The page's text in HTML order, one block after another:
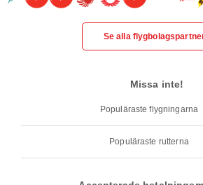
Se alla
Missa inte!
Populäraste flygningarna
Populäraste rutterna